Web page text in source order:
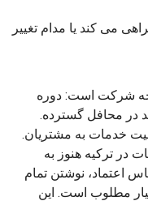
می کند یا مدام تغییر
شرکت است: دوره
در محافل گسترده.
خدمات به مشتریان.
در ترکیه هنوز به
اعتماد، نوشتن تمام
مطلوب است. این